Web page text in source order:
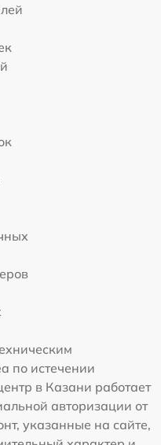
по истечении
в Казани работает
авторизации от
указанные на сайте,